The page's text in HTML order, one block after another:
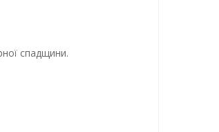
спадщини.